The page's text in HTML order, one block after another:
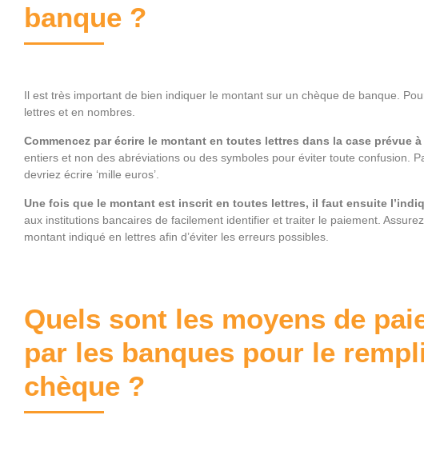
banque ?
Il est très important de bien indiquer le montant sur un chèque de banque.
lettres et en nombres.
Commencez par écrire le montant en toutes lettres dans la case prévue
entiers et non des abréviations ou des symboles pour éviter toute confusion.
devriez écrire ‘mille euros’.
Une fois que le montant est inscrit en toutes lettres, il faut ensuite
aux institutions bancaires de facilement identifier et traiter le paiement.
montant indiqué en lettres afin d’éviter les erreurs possibles.
Quels sont les moyens de
par les banques pour le
chèque ?